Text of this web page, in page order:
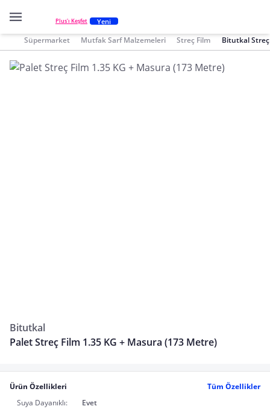
Plus'ı Keşfet Yeni
Süpermarket Mutfak Sarf Malzemeleri Streç Film Bitutkal Streç
Bitutkal
Palet Streç Film 1.35 KG + Masura (173 Metre)
Ürün Özellikleri
Tüm Özellikler
Suya Dayanıklı:
Evet